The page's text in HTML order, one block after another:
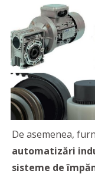
De asemenea,
automatizări
sisteme de